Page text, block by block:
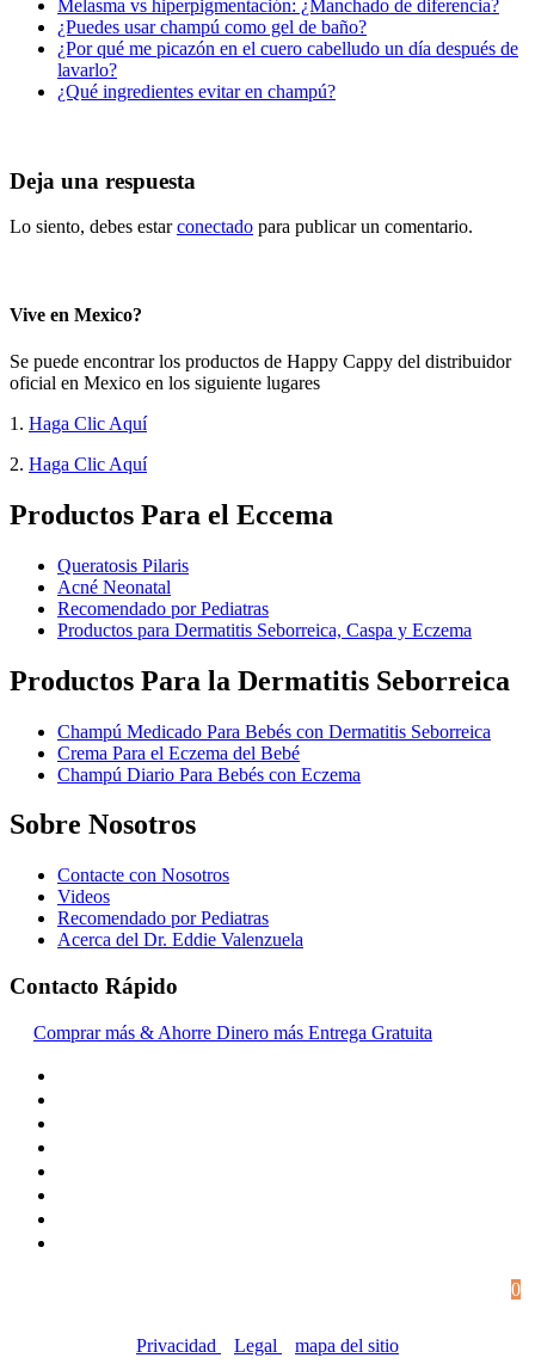
Melasma vs hiperpigmentación: ¿Manchado de diferencia?
¿Puedes usar champú como gel de baño?
¿Por qué me picazón en el cuero cabelludo un día después de
lavarlo?
¿Qué ingredientes evitar en champú?
Deja una respuesta
Lo siento, debes estarconectado para publicar un comentario.
Vive en Mexico?
Se puede encontrar los productos de Happy Cappy del distribuidor
oficial en Mexico en los siguiente lugares
1. Haga Clic Aquí
2. Haga Clic Aquí
Productos Para el Eccema
Queratosis Pilaris
Acné Neonatal
Recomendado por Pediatras
Productos para Dermatitis Seborreica, Caspa y Eczema
Productos Para la Dermatitis Seborreica
Champú Medicado Para Bebés con Dermatitis Seborreica
Crema Para el Eczema del Bebé
Champú Diario Para Bebés con Eczema
Sobre Nosotros
Contacte con Nosotros
Videos
Recomendado por Pediatras
Acerca del Dr. Eddie Valenzuela
Contacto Rápido
Comprar más & Ahorre Dinero más Entrega Gratuita
Privacidad
Legal mapa del sitio
0